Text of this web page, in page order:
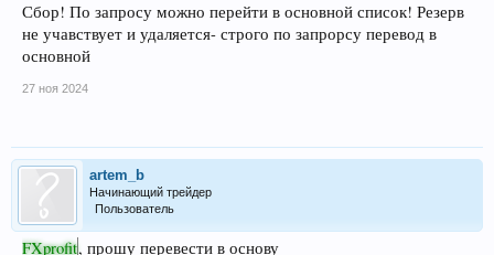
Сбор! По запросу можно перейти в основной список! Резерв
не учавствует и удаляется- строго по запрорсу перевод в
основной
27 ноя 2024
artem_b
Начинающий трейдер
Пользователь
FXprofit, прошу перевести в основу